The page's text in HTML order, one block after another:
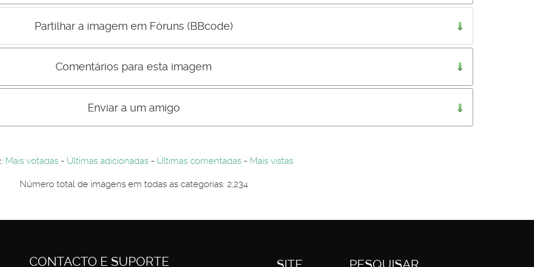
Mau Bom
Partilhar a imagem em Fóruns (BBcode)
Comentários para esta imagem
comentário não são visiveis para visitantes. Por-favor registe-se...
Por-favor registe-se...Enviar a um amigo
Mais votadas - Últimas adicionadas - Últimas comentadas - Mais vistas
Número total de imagens em todas as categorias: 2,234
CONTACTO E SUPORTE SITE PESQUISAR